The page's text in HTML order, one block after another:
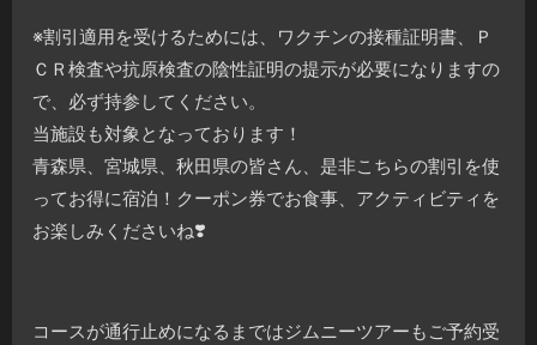
※割引適用を受けるためには、ワクチンの接種証明書、Ｐ
ＣＲ検査や抗原検査の陰性証明の提示が必要になりますの
で、必ず持参してください。
当施設も対象となっております！
青森県、宮城県、秋田県の皆さん、是非こちらの割引を使
ってお得に宿泊！クーポン券でお食事、アクティビティを
お楽しみくださいね❣️
コースが通行止めになるまではジムニーツアーもご予約受